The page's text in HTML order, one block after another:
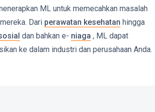
ML untuk memecahkan masalah
Dari perawatan kesehatan hingga
dan bahkan e- niaga , ML dapat
ke dalam industri dan perusahaan Anda.